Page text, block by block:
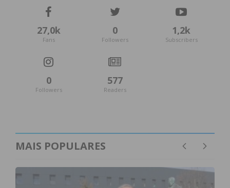
27,0k
Fans
0
Followers
1,2k
Subscribers
0
Followers
577
Readers
MAIS POPULARES